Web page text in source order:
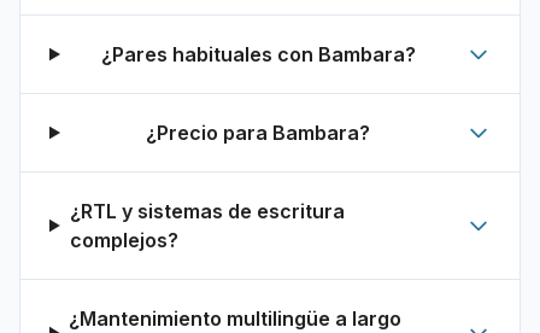
¿Pares habituales con Bambara?
¿Precio para Bambara?
¿RTL y sistemas de escritura
complejos?
¿Mantenimiento multilingüe a largo